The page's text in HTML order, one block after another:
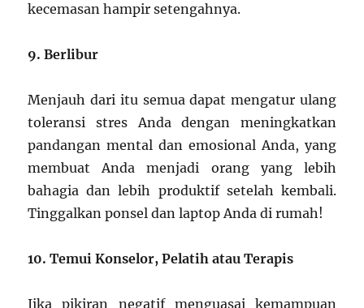
kecemasan hampir setengahnya.
9. Berlibur
Menjauh dari itu semua dapat mengatur ulang
toleransi stres Anda dengan meningkatkan
pandangan mental dan emosional Anda, yang
membuat Anda menjadi orang yang lebih
bahagia dan lebih produktif setelah kembali.
Tinggalkan ponsel dan laptop Anda di rumah!
10. Temui Konselor, Pelatih atau Terapis
Jika pikiran negatif menguasai kemampuan